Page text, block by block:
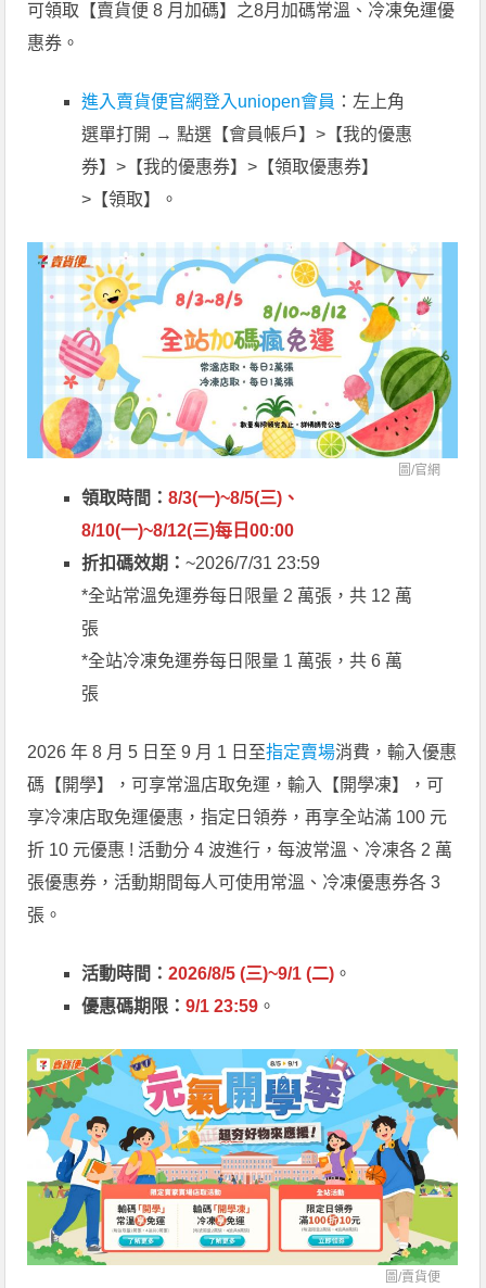
可領取【賣貨便 8 月加碼】之8月加碼常溫、冷凍免運優
惠券。
進入賣貨便官網登入uniopen會員 ：左上角
選單打開 → 點選【會員帳戶】>【我的優惠
券】>【我的優惠券】>【領取優惠券】
>【領取】。
圖/官網
領取時間：8/3(一)~8/5(三)、
8/10(一)~8/12(三)每日00:00
折扣碼效期：~2026/7/31 23:59
*全站常溫免運券每日限量 2 萬張，共 12 萬
張
*全站冷凍免運券每日限量 1 萬張，共 6 萬
張
2026 年 8 月 5 日至 9 月 1 日至指定賣場消費，輸入優惠
碼【開學】，可享常溫店取免運，輸入【開學凍】，可
享冷凍店取免運優惠，指定日領券，再享全站滿 100 元
折 10 元優惠 ! 活動分 4 波進行，每波常溫、冷凍各 2 萬
張優惠券，活動期間每人可使用常溫、冷凍優惠券各 3
張。
活動時間：2026/8/5 (三)~9/1 (二) 。
優惠碼期限：9/123:59 。
圖/賣貨便